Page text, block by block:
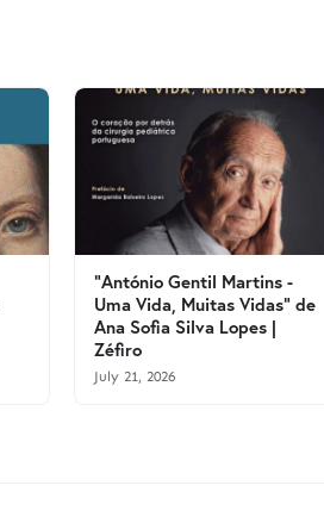
"António Gentil Martins -
Uma Vida, Muitas Vidas" de
Ana Sofia Silva Lopes |
Zéfiro
July 21, 2026